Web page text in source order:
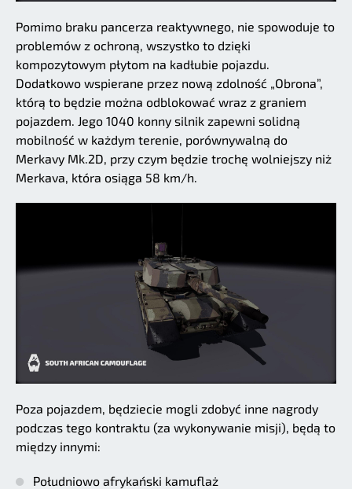
Pomimo braku pancerza reaktywnego, nie spowoduje to
problemów z ochroną, wszystko to dzięki
kompozytowym płytom na kadłubie pojazdu.
Dodatkowo wspierane przez nową zdolność „Obrona”,
którą to będzie można odblokować wraz z graniem
pojazdem. Jego 1040 konny silnik zapewni solidną
mobilność w każdym terenie, porównywalną do
Merkavy Mk.2D, przy czym będzie trochę wolniejszy niż
Merkava, która osiąga 58 km/h.
Poza pojazdem, będziecie mogli zdobyć inne nagrody
podczas tego kontraktu (za wykonywanie misji), będą to
między innymi:
Południowo afrykański kamuflaż